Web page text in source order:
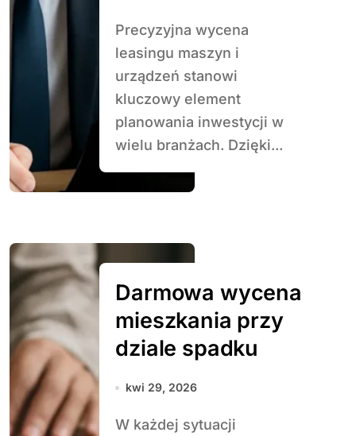
Precyzyjna wycena
leasingu maszyn i
urządzeń stanowi
kluczowy element
planowania inwestycji w
wielu branżach. Dzięki...
Darmowa wycena
mieszkania przy
dziale spadku
kwi 29, 2026
W każdej sytuacji